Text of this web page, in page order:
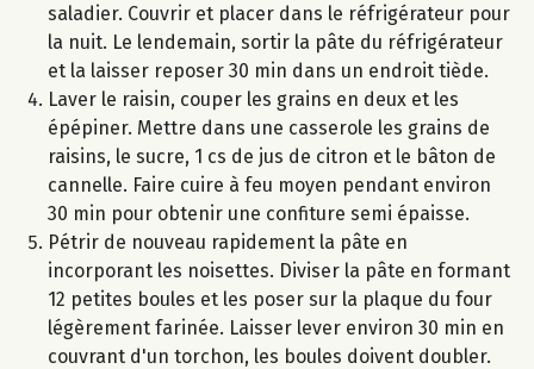
saladier. Couvrir et placer dans le réfrigérateur pour
la nuit. Le lendemain, sortir la pâte du réfrigérateur
et la laisser reposer 30 min dans un endroit tiède.
Laver le raisin, couper les grains en deux et les
épépiner. Mettre dans une casserole les grains de
raisins, le sucre, 1 cs de jus de citron et le bâton de
cannelle. Faire cuire à feu moyen pendant environ
30 min pour obtenir une confiture semi épaisse.
Pétrir de nouveau rapidement la pâte en
incorporant les noisettes. Diviser la pâte en formant
12 petites boules et les poser sur la plaque du four
légèrement farinée. Laisser lever environ 30 min en
couvrant d'un torchon, les boules doivent doubler.